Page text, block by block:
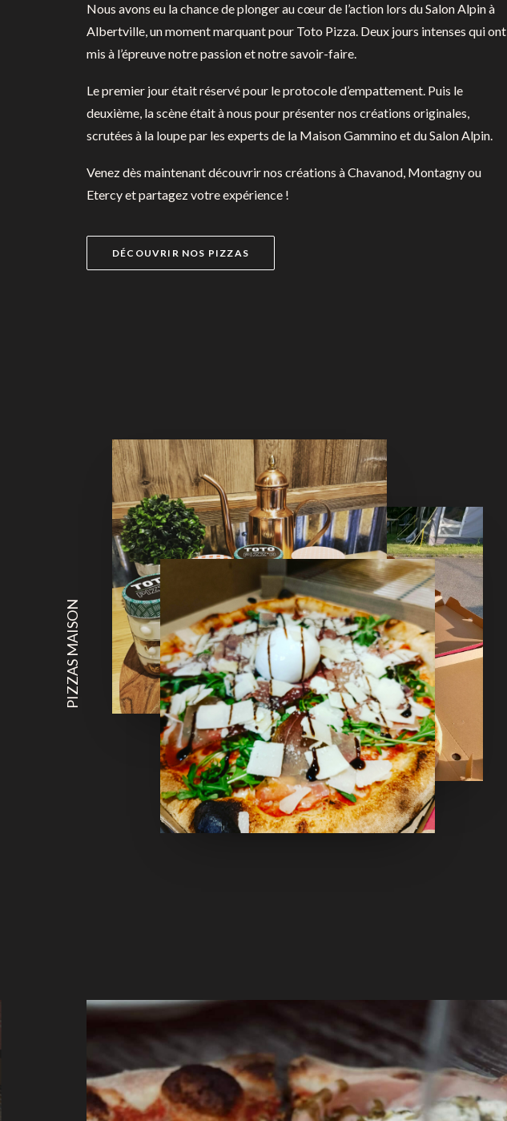
Nous avons eu la chance de plonger au cœur de l’action lors du Salon Alpin à
Albertville, un moment marquant pour Toto Pizza. Deux jours intenses qui ont
mis à l’épreuve notre passion et notre savoir-faire.
Le premier jour était réservé pour le protocole d’empattement. Puis le
deuxième, la scène était à nous pour présenter nos créations originales,
scrutées à la loupe par les experts de la Maison Gammino et duSalon Alpin.
Venez dès maintenant découvrir nos créations à Chavanod, Montagny ou
Etercy et partagez votre expérience !
DÉCOUVRIR NOS PIZZAS
PIZZAS MAISON